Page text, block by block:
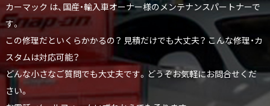
カーマック は、国産・輸入車オーナー様のメンテナンスパートナーで
す。
この修理だといくらかかるの？ 見積だけでも大丈夫？ こんな修理・カ
スタムは対応可能？
どんな小さなご質問でも大丈夫です。どうぞお気軽にお問合せくだ
さい。